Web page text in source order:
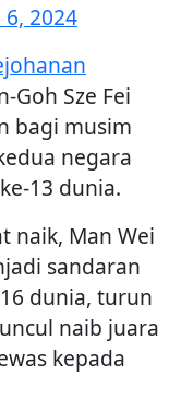
6, 2024
Goh Sze Fei
bagi musim
negara
13 dunia.
naik, Man Wei
sandaran
dunia, turun
naib juara
kepada